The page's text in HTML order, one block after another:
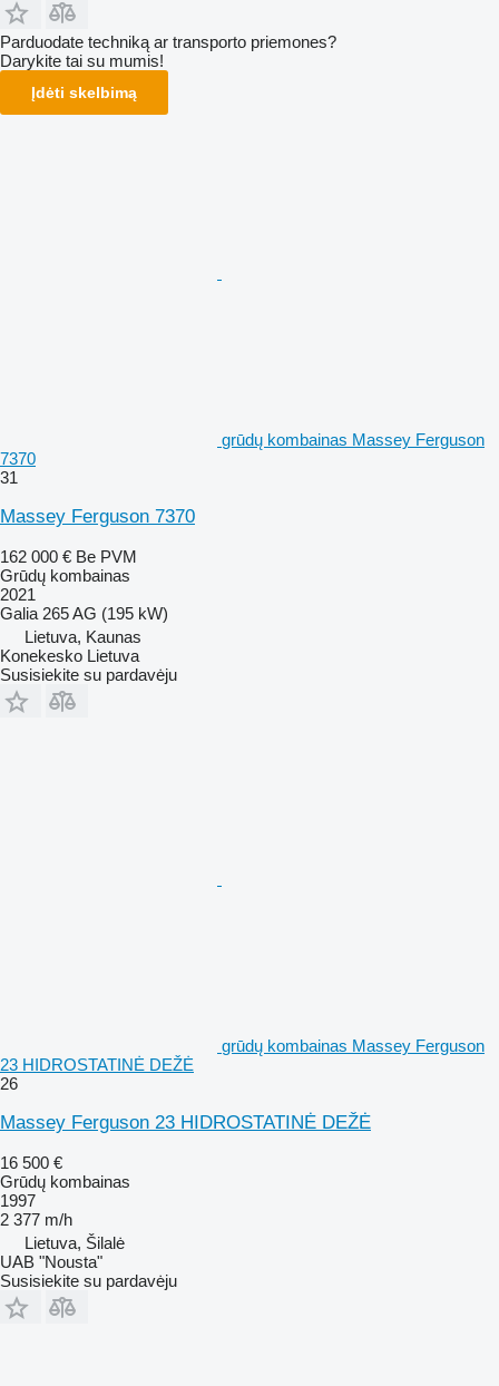
Parduodate techniką ar transporto priemones?
Darykite tai su mumis!
Įdėti skelbimą
grūdų kombainas Massey Ferguson
7370
31
Massey Ferguson 7370
162 000 € Be PVM
Grūdų kombainas
2021
Galia 265 AG (195 kW)
Lietuva, Kaunas
Konekesko Lietuva
Susisiekite su pardavėju
grūdų kombainas Massey Ferguson
23 HIDROSTATINĖ DEŽĖ
26
Massey Ferguson 23 HIDROSTATINĖ DEŽĖ
16 500 €
Grūdų kombainas
1997
2 377 m/h
Lietuva, Šilalė
UAB "Nousta"
Susisiekite su pardavėju